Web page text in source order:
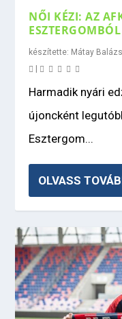
NŐI KÉZI: AZ
ESZTERGOMBÓL
készítette: Mátay Balázs
Harmadik nyári
újoncként
Esztergom...
OLVASS